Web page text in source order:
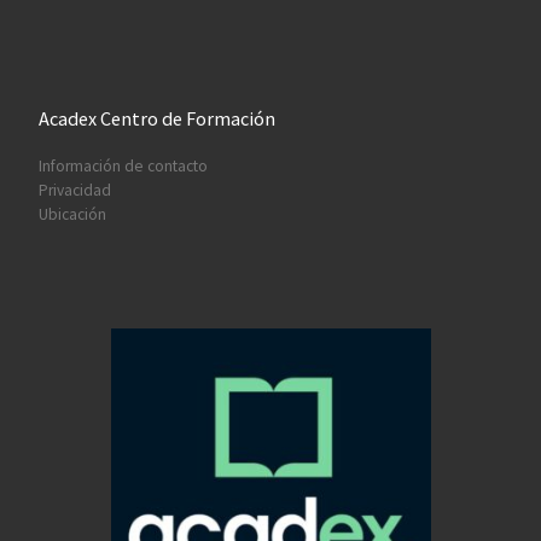
Acadex Centro de Formación
Información de contacto
Privacidad
Ubicación